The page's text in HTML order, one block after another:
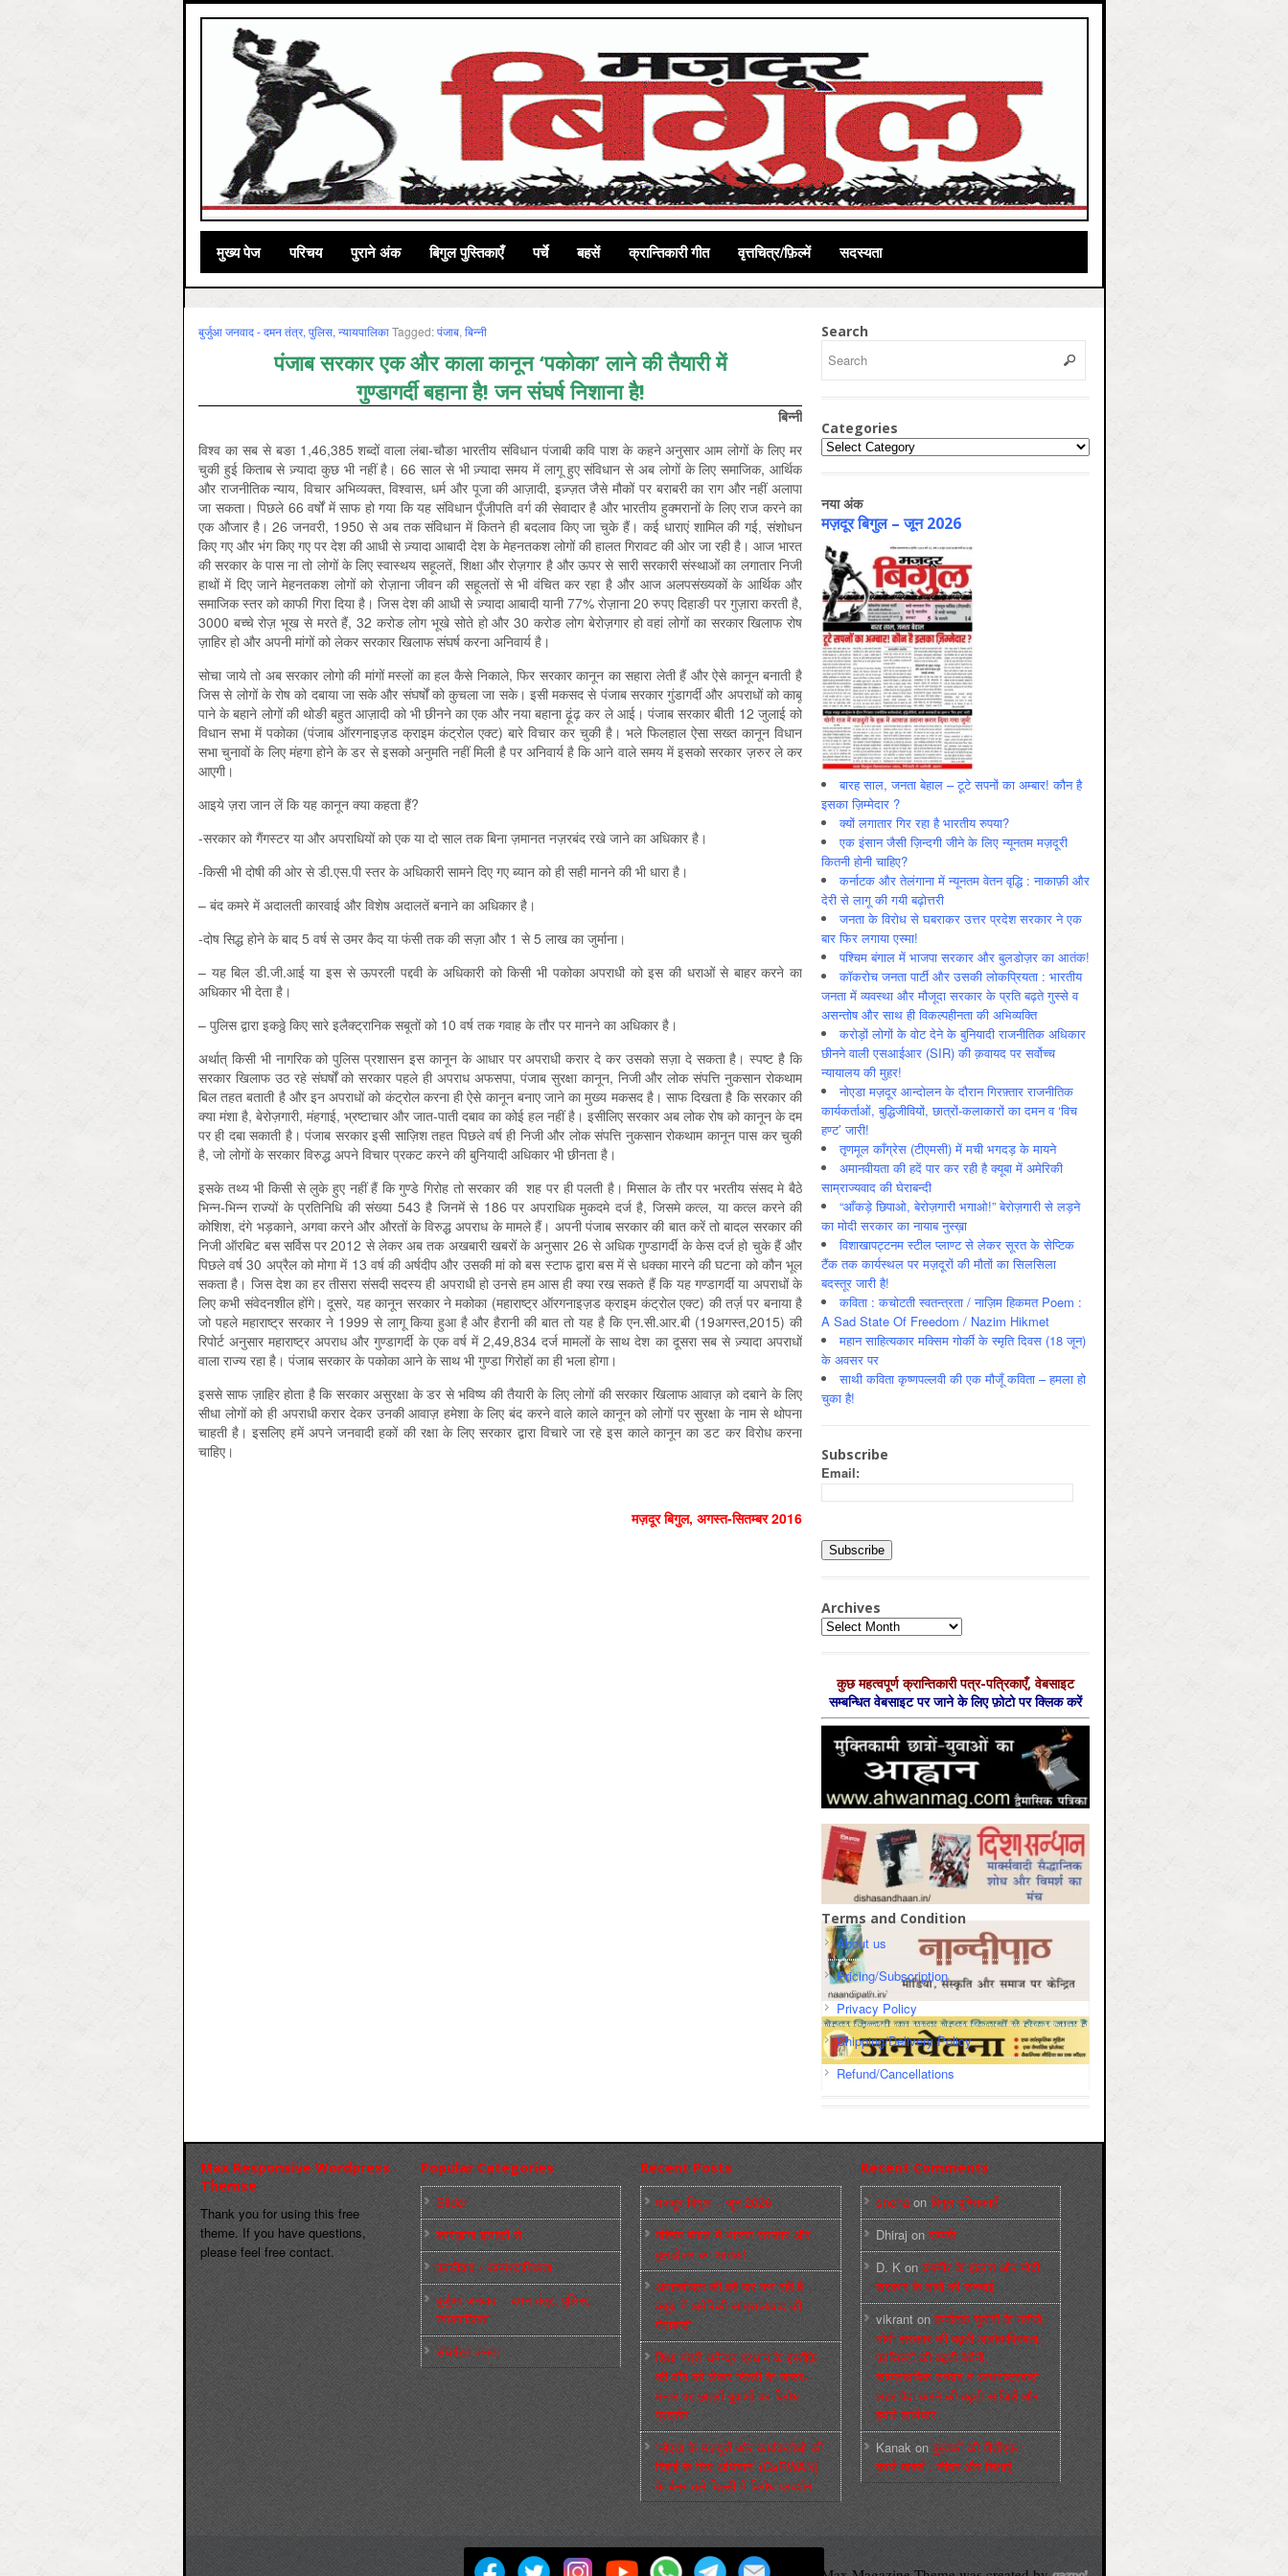
मुख्‍य पेज परिचय पुराने अंक बिगुल पुस्तिकाएँ पर्चे बहसें क्रान्तिकारी गीत वृत्तचित्र/फ़िल्में सदस्यता
बुर्जुआ जनवाद - दमन तंत्र, पुलिस, न्‍यायपालिकाTagged:पंजाब, बिन्‍नी
पंजाब सरकार एक और काला कानून ‘पकोका’ लाने की तैयारी में
गुण्डागर्दी बहाना है! जन संघर्ष निशाना है!
बिन्नी
विश्व का सब से बङा 1,46,385 शब्दों वाला लंबा-चौङा भारतीय संविधान पंजाबी कवि पाश के कहने अनुसार आम लोगों के लिए मर
चुकी हुई किताब से ज़्यादा कुछ भी नहीं है। 66 साल से भी ज़्यादा समय में लागू हुए संविधान से अब लोगों के लिए समाजिक, आर्थिक
और राजनीतिक न्याय, विचार अभिव्यक्त, विश्वास, धर्म और पूजा की आज़ादी, इज़्ज़त जैसे मौकों पर बराबरी का राग और नहीं अलापा
जा सकता। पिछले 66 वर्षों में साफ हो गया कि यह संविधान पूँजीपति वर्ग की सेवादार है और भारतीय हुक्मरानों के लिए राज करने का
एक औजार है। 26 जनवरी, 1950 से अब तक संविधान में कितने ही बदलाव किए जा चुके हैं। कई धाराएं शामिल की गई, संशोधन
किए गए और भंग किए गए पर देश की आधी से ज़्यादा आबादी देश के मेहनतकश लोगों की हालत गिरावट की ओर जा रही है। आज भारत
की सरकार के पास ना तो लोगों के लिए स्वास्थय सहूलतें, शिक्षा और रोज़गार है और ऊपर से सारी सरकारी संस्थाओं का लगातार निजी
हाथों में दिए जाने मेहनतकश लोगों को रोज़ाना जीवन की सहूलतों से भी वंचित कर रहा है और आज अलपसंख्यकों के आर्थिक और
समाजिक स्तर को काफी गिरा दिया है। जिस देश की आधी से ज़्यादा आबादी यानी 77% रोज़ाना 20 रुपए दिहाङी पर गुज़ारा करती है,
3000 बच्चे रोज़ भूख से मरते हैं, 32 करोङ लोग भूखे सोते हो और 30 करोङ लोग बेरोज़गार हो वहां लोगों का सरकार खिलाफ रोष
ज़ाहिर हो और अपनी मांगों को लेकर सरकार खिलाफ संघर्ष करना अनिवार्य है।
सोचा जाये तो अब सरकार लोगो की मांगों मस्लों का हल कैसे निकाले, फिर सरकार कानून का सहारा लेती हैं और ऐसे कानून बनाती है
जिस से लोगों के रोष को दबाया जा सके और संघर्षों को कुचला जा सके। इसी मकसद से पंजाब सरकार गुंडागर्दी और अपराधों को काबू
पाने के बहाने लोगों की थोङी बहुत आज़ादी को भी छीनने का एक और नया बहाना ढ़ूंढ़ कर ले आई। पंजाब सरकार बीती 12 जुलाई को
विधान सभा में पकोका (पंजाब ऑरगनाइज़ड क्राइम कंट्रोल एक्ट) बारे विचार कर चुकी है। भले फिलहाल ऐसा सख्त कानून विधान
सभा चुनावों के लिए मंहगा होने के डर से इसको अनुमति नहीं मिली है पर अनिवार्य है कि आने वाले समय में इसको सरकार ज़रुर ले कर
आएगी।
आइये ज़रा जान लें कि यह कानून क्या कहता हैं?
-सरकार को गैंगस्टर या और अपराधियों को एक या दो साल तक बिना ज़मानत नज़रबंद रखे जाने का अधिकार है।
-किसी भी दोषी की ओर से डी.एस.पी स्तर के अधिकारी सामने दिए गए ब्यान को ही सही मानने की भी धारा है।
– बंद कमरे में अदालती कारवाई और विशेष अदालतें बनाने का अधिकार है।
-दोष सिद्ध होने के बाद 5 वर्ष से उमर कैद या फंसी तक की सज़ा और 1 से 5 लाख का जुर्माना।
– यह बिल डी.जी.आई या इस से ऊपरली पद्दवी के अधिकारी को किसी भी पकोका अपराधी को इस की धराओं से बाहर करने का
अधिकार भी देता है।
– पुलिस द्वारा इकठ्ठे किए सारे इलैक्ट्रानिक सबूतों को 10 वर्ष तक गवाह के तौर पर मानने का अधिकार है।
अर्थात् किसी भी नागरिक को पुलिस प्रशासन इस कानून के आधार पर अपराधी करार दे कर उसको सज़ा दे सकता है। स्पष्ट है कि
सरकार खिलाफ उठ रहे संघर्षों को सरकार पहले ही अपराध अफसपा, पंजाब सुरक्षा कानून, निजी और लोक संपत्ति नुकसान रोकथाम
बिल तहत बताती है और इन अपराधों को कंट्रोल करना ही ऐसे कानून बनाए जाने का मुख्य मकसद है। साफ दिखता है कि सरकार की
क्या मंशा है, बेरोज़गारी, मंहगाई, भ्रष्टाचार और जात-पाती दबाव का कोई हल नहीं है। इसीलिए सरकार अब लोक रोष को कानून के दम
पर ही दबा सकाती है। पंजाब सरकार इसी साज़िश तहत पिछले वर्ष ही निजी और लोक संपत्ति नुकसान रोकथाम कानून पास कर चुकी
है, जो लोगों के सरकार विरुद्ध अपने विचार प्रकट करने की बुनियादी अधिकार भी छीनता है।
इसके तथ्य भी किसी से लुके हुए नहीं हैं कि गुण्डे गिरोह तो सरकार की शह पर ही पलती है। मिसाल के तौर पर भरतीय संसद मे बैठे
भिन्न-भिन्न राज्यों के प्रतिनिधि की संख्या 543 है जिनमें से 186 पर अपराधिक मुकदमे दर्ज है, जिसमे कत्ल, या कत्ल करने की
कोशिश, दंगे भड़काने, अगवा करने और औरतों के विरुद्ध अपराध के मामले हैं। अपनी पंजाब सरकार की बात करें तो बादल सरकार की
निजी ऑरबिट बस सर्विस पर 2012 से लेकर अब तक अखबारी खबरों के अनुसार 26 से अधिक गुण्डागर्दी के केस दर्ज हो चुके हैं और
पिछले वर्ष 30 अप्रैल को मोगा में 13 वर्ष की अर्षदीप और उसकी मां को बस स्टाफ द्वारा बस में से धक्का मारने की घटना को कौन भूल
सकता है। जिस देश का हर तीसरा संसदी सदस्य ही अपराधी हो उनसे हम आस ही क्या रख सकते हैं कि यह गण्डागर्दी या अपराधों के
लिए कभी संवेदनशील होंगे। दूसरे, यह कानून सरकार ने मकोका (महाराष्ट्र ऑरगनाइज़ड क्राइम कंट्रोल एक्ट) की तर्ज़ पर बनाया है
जो पहले महाराष्ट्र सरकार ने 1999 से लागू किया हुआ है और हैरानी की बात तो यह है कि एन.सी.आर.बी (19अगस्त,2015) की
रिपोर्ट अनुसार महाराष्ट्र अपराध और गुण्डागर्दी के एक वर्ष में 2,49,834 दर्ज मामलों के साथ देश का दूसरा सब से ज़्यादा अपराधों
वाला राज्य रहा है। पंजाब सरकार के पकोका आने के साथ भी गुण्डा गिरोहों का ही भला होगा।
इससे साफ ज़ाहिर होता है कि सरकार असुरक्षा के डर से भविष्य की तैयारी के लिए लोगों की सरकार खिलाफ आवाज़ को दबाने के लिए
सीधा लोगों को ही अपराधी करार देकर उनकी आवाज़ हमेशा के लिए बंद करने वाले काले कानून को लोगों पर सुरक्षा के नाम से थोपना
चाहती है। इसलिए हमें अपने जनवादी हकों की रक्षा के लिए सरकार द्वारा विचारे जा रहे इस काले कानून का डट कर विरोध करना
चाहिए।
मज़दूर बिगुल, अगस्‍त-सितम्‍बर 2016
Search
Categories
Categories
नया अंक
मज़दूर बिगुल – जून 2026
बारह साल, जनता बेहाल – टूटे सपनों का अम्बार! कौन है
इसका ज़िम्मेदार ?
क्यों लगातार गिर रहा है भारतीय रुपया?
एक इंसान जैसी ज़िन्दगी जीने के लिए न्यूनतम मज़दूरी
कितनी होनी चाहिए?
कर्नाटक और तेलंगाना में न्यूनतम वेतन वृद्धि : नाकाफ़ी और
देरी से लागू की गयी बढ़ोत्तरी
जनता के विरोध से घबराकर उत्तर प्रदेश सरकार ने एक
बार फिर लगाया एस्मा!
पश्चिम बंगाल में भाजपा सरकार और बुलडोज़र का आतंक!
कॉकरोच जनता पार्टी और उसकी लोकप्रियता : भारतीय
जनता में व्‍यवस्‍था और मौजूदा सरकार के प्रति बढ़ते गुस्‍से व
असन्‍तोष और साथ ही विकल्‍पहीनता की अभिव्‍यक्ति
करोड़ों लोगों के वोट देने के बुनियादी राजनीतिक अधिकार
छीनने वाली एसआईआर (SIR) की क़वायद पर सर्वोच्च
न्यायालय की मुहर!
नोएडा मज़दूर आन्दोलन के दौरान गिरफ़्तार राजनीतिक
कार्यकर्ताओं, बुद्धिजीवियों, छात्रों-कलाकारों का दमन व ‘विच
हण्ट’ जारी!
तृणमूल काँग्रेस (टीएमसी) में मची भगदड़ के मायने
अमानवीयता की हदें पार कर रही है क्यूबा में अमेरिकी
साम्राज्यवाद की घेराबन्दी
“आँकड़े छिपाओ, बेरोज़गारी भगाओ!” बेरोज़गारी से लड़ने
का मोदी सरकार का नायाब नुस्ख़ा
विशाखापट्टनम स्टील प्लाण्ट से लेकर सूरत के सेप्टिक
टैंक तक कार्यस्थल पर मज़दूरों की मौतों का सिलसिला
बदस्तूर जारी है!
कविता : कचोटती स्वतन्त्रता / नाज़िम हिकमत Poem :
A Sad State Of Freedom / Nazim Hikmet
महान साहित्यकार मक्सिम गोर्की के स्मृति दिवस (18 जून)
के अवसर पर
साथी कविता कृष्णपल्लवी की एक मौजूँ कविता – हमला हो
चुका है!
Subscribe
Email:
Archives
Archives
कुछ महत्‍वपूर्ण क्रान्तिकारी पत्र-पत्रिकाएँ, वेबसाइट
सम्‍बन्धित वेबसाइट पर जाने के लिए फ़ोटो पर क्लिक करें
Terms and Condition
About us
Pricing/Subscription
Privacy Policy
Shipping/Delivery Policy
Refund/Cancellations
Max Responsive Wordpress
Themse
Thank you for using this free
theme. If you have questions,
please feel free contact.
Popular Categories
Slider
कारख़ाना इलाक़ों से
फ़ासीवाद / साम्‍प्रदायिकता
बुर्जुआ जनवाद – दमन तंत्र, पुलिस,
न्‍यायपालिका
संघर्षरत जनता
Recent Posts
मज़दूर बिगुल – जून 2026
पश्चिम बंगाल में भाजपा सरकार और
बुलडोज़र का आतंक!
अमानवीयता की हदें पार कर रही है
क्यूबा में अमेरिकी साम्राज्यवाद की
घेराबन्दी
शिक्षा मंत्री धर्मेन्द्र प्रधान के इस्तीफ़े
की माँग को लेकर दिल्ली के जन्तर-
मन्तर पर छात्रों-युवाओं का विरोध
प्रदर्शन
‘नोएडा के मज़दूरों और कार्यकर्ताओं की
रिहाई के लिए अभियान’ (CaRWAN)
के बैनर तले दिल्ली में विरोध प्रदर्शन
Recent Comments
snehaonबिगुल पुस्तिकाएँ
Dhirajon सम्पर्क
D. Konकश्मीर के हालात और मोदी
सरकार के दावों की सच्चाई
vikrantonकर्नाटक चुनावों के नतीजे,
मोदी सरकार की बढ़ती अलोकप्रियता,
फ़ासिस्टों की बढ़ती बेचैनी,
साम्प्रदायिक उन्माद व अन्धराष्ट्रवादी
लहर पैदा करने की बढ़ती साज़िशें और
हमारे कार्यभार
Kanakonपुस्‍तकों की पीडीएफ :
कार्ल मार्क्‍स : जीवन और शिक्षाएं
मज़दूर बिगुल Powered by
WordPress